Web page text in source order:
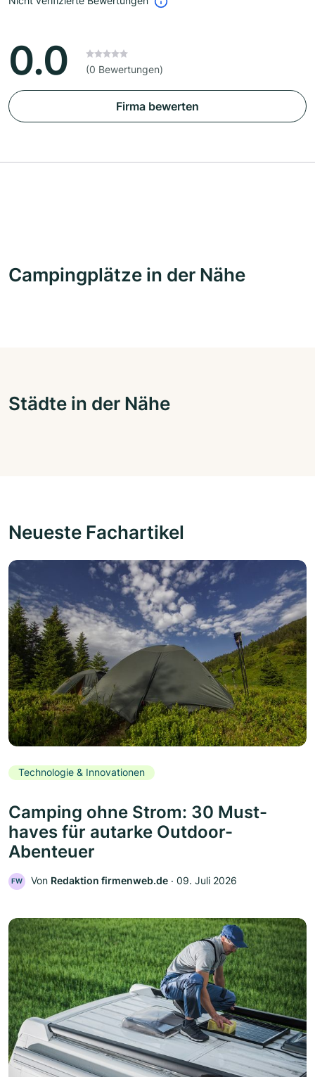
0.0 (0 Bewertungen)
Firma bewerten
Campingplätze in der Nähe
Städte in der Nähe
Neueste Fachartikel
Technologie & Innovationen
Camping ohne Strom: 30 Must-
haves für autarke Outdoor-
Abenteuer
FW Von Redaktion firmenweb.de ‧ 09. Juli 2026